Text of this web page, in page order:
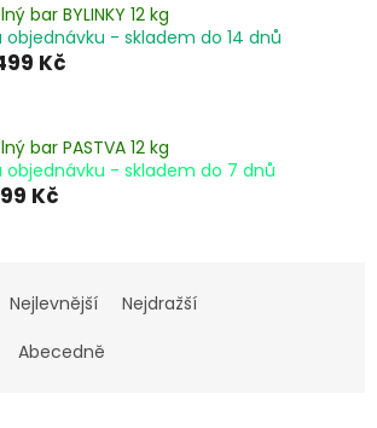
bar BYLINKY 12 kg
objednávku - skladem do 14 dnů
Kč
bar PASTVA 12 kg
objednávku - skladem do 7 dnů
Kč
Nejlevnější
Nejdražší
Abecedně